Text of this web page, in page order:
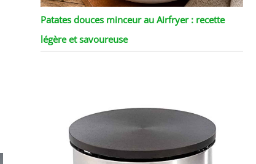
Patates douces minceur au Airfryer : recette
légère et savoureuse